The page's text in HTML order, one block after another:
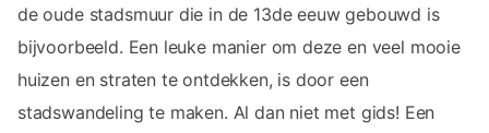
de oude stadsmuur die in de 13de eeuw gebouwd is
bijvoorbeeld. Een leuke manier om deze en veel mooie
huizen en straten te ontdekken, is door een
stadswandeling te maken. Al dan niet met gids! Een